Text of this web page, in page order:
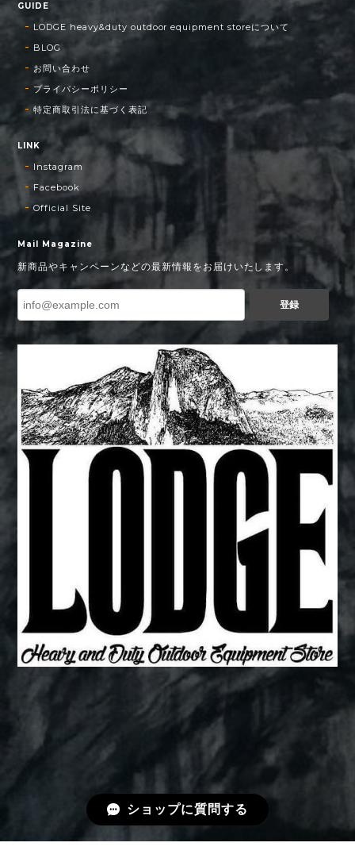
GUIDE
LODGE heavy&duty outdoor equipment storeについて
BLOG
お問い合わせ
プライバシーポリシー
特定商取引法に基づく表記
LINK
Instagram
Facebook
Official Site
Mail Magazine
新商品やキャンペーンなどの最新情報をお届けいたします。
登録
ショップに質問する